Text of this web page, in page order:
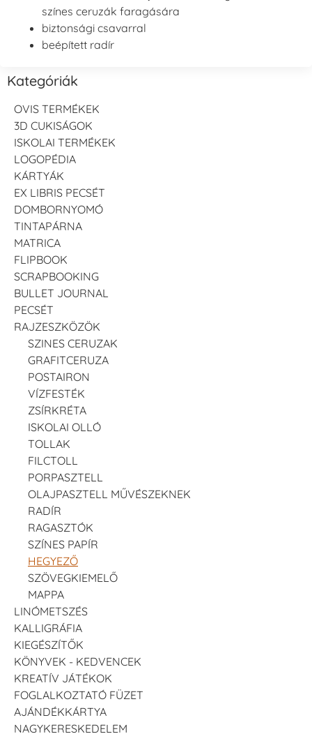
színes ceruzák faragására
biztonsági csavarral
beépített radír
Kategóriák
OVIS TERMÉKEK
3D CUKISÁGOK
ISKOLAI TERMÉKEK
LOGOPÉDIA
KÁRTYÁK
EX LIBRIS PECSÉT
DOMBORNYOMÓ
TINTAPÁRNA
MATRICA
FLIPBOOK
SCRAPBOOKING
BULLET JOURNAL
PECSÉT
RAJZESZKÖZÖK
SZINES CERUZAK
GRAFITCERUZA
POSTAIRON
VÍZFESTÉK
ZSÍRKRÉTA
ISKOLAI OLLÓ
TOLLAK
FILCTOLL
PORPASZTELL
OLAJPASZTELL MŰVÉSZEKNEK
RADÍR
RAGASZTÓK
SZÍNES PAPÍR
HEGYEZŐ
SZÖVEGKIEMELŐ
MAPPA
LINÓMETSZÉS
KALLIGRÁFIA
KIEGÉSZÍTŐK
KÖNYVEK - KEDVENCEK
KREATÍV JÁTÉKOK
FOGLALKOZTATÓ FÜZET
AJÁNDÉKKÁRTYA
NAGYKERESKEDELEM